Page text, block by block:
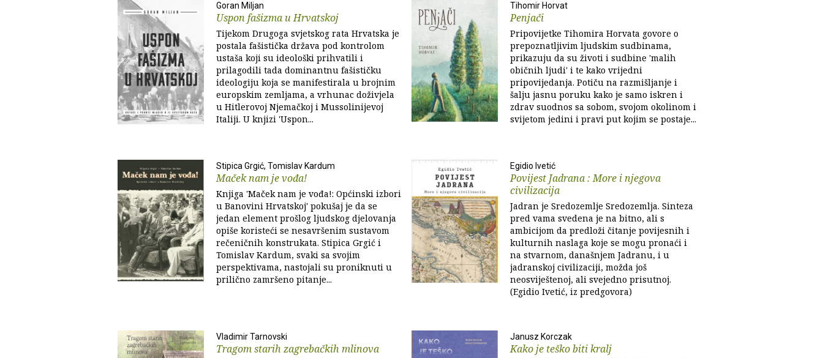
Goran Miljan
Uspon fašizma u Hrvatskoj
Tijekom Drugoga svjetskog rata Hrvatska je
postala fašistička država pod kontrolom
ustaša koji su ideološki prihvatili i
prilagodili tada dominantnu fašističku
ideologiju koja se manifestirala u brojnim
europskim zemljama, a vrhunac doživjela
u Hitlerovoj Njemačkoj i Mussolinijevoj
Italiji. U knjizi 'Uspon...
Tihomir Horvat
Penjači
Pripovijetke Tihomira Horvata govore o
prepoznatljivim ljudskim sudbinama,
prikazuju da su životi i sudbine 'malih
običnih ljudi' i te kako vrijedni
pripovijedanja. Potiču na razmišljanje i
šalju jasnu poruku kako je samo iskren i
zdrav suodnos sa sobom, svojom okolinom i
svijetom jedini i pravi put kojim se postaje...
Stipica Grgić, Tomislav Kardum
Maček nam je vođa!
Knjiga 'Maček nam je vođa!: Općinski izbori
u Banovini Hrvatskoj' pokušaj je da se
jedan element prošlog ljudskog djelovanja
opiše koristeći se nesavršenim sustavom
rečeničnih konstrukata. Stipica Grgić i
Tomislav Kardum, svaki sa svojim
perspektivama, nastojali su proniknuti u
prilično zamršeno pitanje...
Egidio Ivetić
Povijest Jadrana : More i njegova
civilizacija
Jadran je Sredozemlje Sredozemlja. Sinteza
pred vama svedena je na bitno, ali s
ambicijom da predloži čitanje povijesnih i
kulturnih naslaga koje se mogu pronaći i
na stvarnom, današnjem Jadranu, i u
jadranskoj civilizaciji, možda još
neosviještenoj, ali svejedno prisutnoj.
(Egidio Ivetić, iz predgovora)
Vladimir Tarnovski
Tragom starih zagrebačkih mlinova
Janusz Korczak
Kako je teško biti kralj